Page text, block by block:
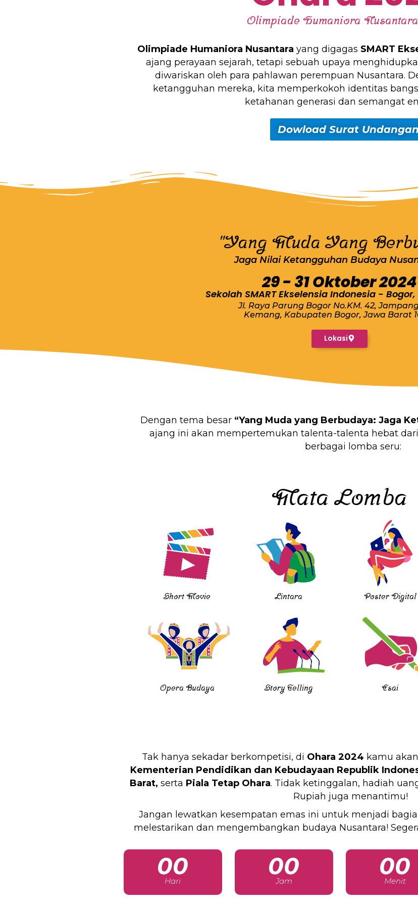
Olimpiade Humaniora
Olimpiade Humaniora Nusantara yang digagas SMART
ajang perayaan sejarah, tetapi sebuah upaya
diwariskan oleh para pahlawan perempuan Nusantara.
ketangguhan mereka, kita memperkokoh identitas
ketahanan generasi dan semangat
Dowload Surat Undangan
"Yang Muda Yang
Jaga Nilai Ketangguhan Budaya
29 - 31 Oktober 2024
Sekolah SMART Ekselensia Indonesia -
Jl. Raya Parung Bogor No.KM. 42,
Kemang, Kabupaten Bogor, Jawa Barat
Lokasi
Dengan tema besar “Yang Muda yang Berbudaya: Jaga
ajang ini akan mempertemukan talenta-talenta hebat
berbagai lomba seru:
Mata Lomba
Short Movie Lintara Poster Digital
Opera Budaya Story Telling Esai
Tak hanya sekadar berkompetisi, di Ohara 2024 kamu
Kementerian Pendidikan dan Kebudayaan Republik
Barat, serta Piala Tetap Ohara. Tidak ketinggalan, hadiah
Rupiah juga menantimu!
Jangan lewatkan kesempatan emas ini untuk menjadi
melestarikan dan mengembangkan budaya Nusantara!
00
Hari
00
Jam
00
Menit